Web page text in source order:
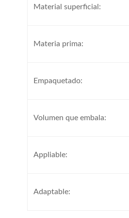
Material superficial:
Materia prima:
Empaquetado:
Volumen que embala:
Appliable:
Adaptable: